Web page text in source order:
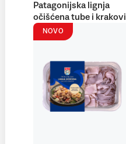
Patagonijska lignja
očišćena tube i krakovi
NOVO